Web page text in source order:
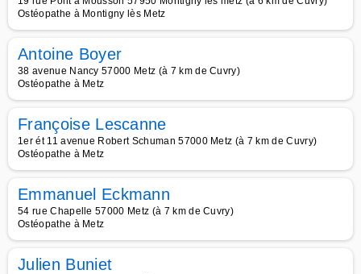
Ostéopathe à Montigny lès Metz
Antoine Boyer
38 avenue Nancy 57000 Metz (à 7 km de Cuvry)
Ostéopathe à Metz
Françoise Lescanne
1er ét 11 avenue Robert Schuman 57000 Metz (à 7 km de Cuvry)
Ostéopathe à Metz
Emmanuel Eckmann
54 rue Chapelle 57000 Metz (à 7 km de Cuvry)
Ostéopathe à Metz
Julien Buniet